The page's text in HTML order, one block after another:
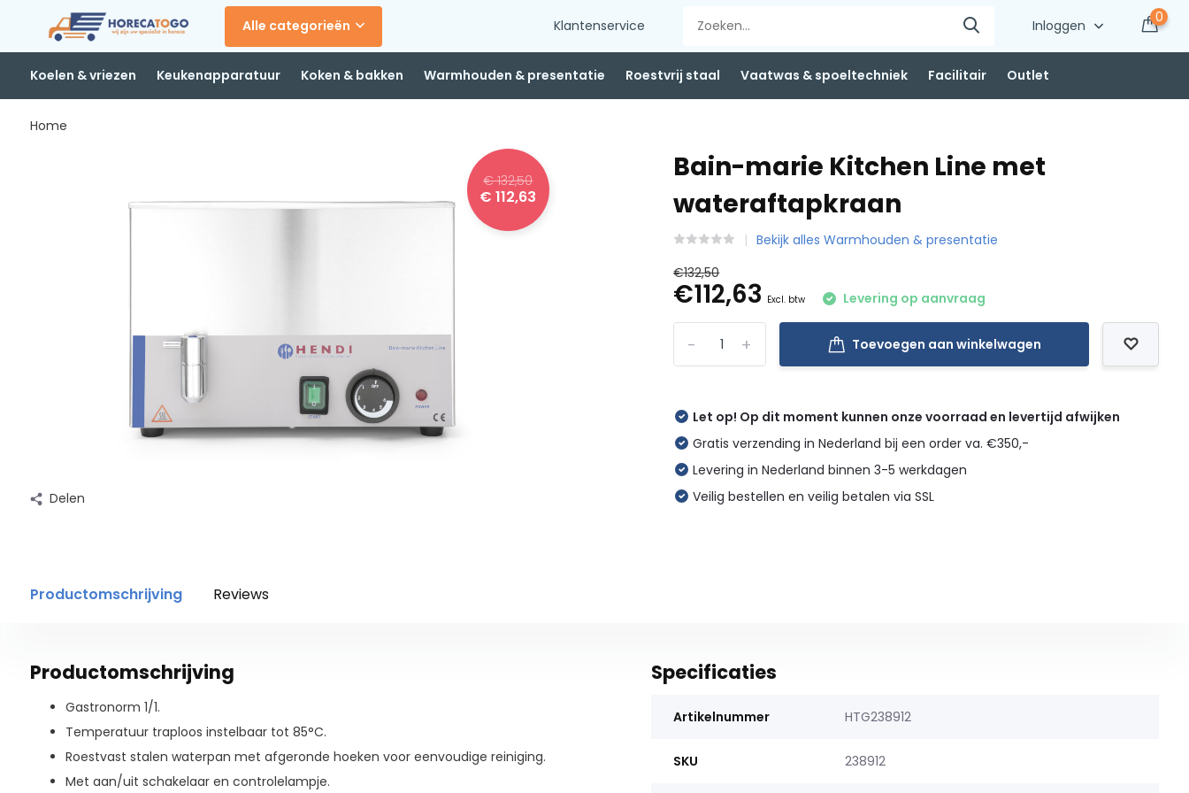
Alle categorieën Klantenservice Inloggen
0
Koelen & vriezen Keukenapparatuur Koken & bakken Warmhouden & presentatie Roestvrij staal Vaatwas & spoeltechniek Facilitair Outlet
Home
€ 132,50
€ 112,63
Delen
Bain-marie Kitchen Line met
wateraftapkraan
Bekijk alles Warmhouden & presentatie
€132,50
€112,63 Excl. btw Levering op aanvraag
+
- Toevoegen aan winkelwagen
Let op! Op dit moment kunnen onze voorraad en levertijd afwijken
Gratis verzending in Nederland bij een order va. €350,-
Levering in Nederland binnen 3-5 werkdagen
Veilig bestellen en veilig betalen via SSL
Productomschrijving Reviews
Productomschrijving
Gastronorm 1/1.
Temperatuur traploos instelbaar tot 85°C.
Roestvast stalen waterpan met afgeronde hoeken voor eenvoudige reiniging.
Met aan/uit schakelaar en controlelampje.
Specificaties
Artikelnummer HTG238912
SKU 238912